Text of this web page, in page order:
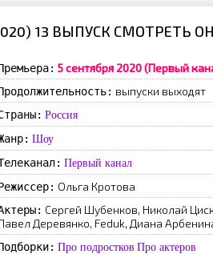
13 ВЫПУСК СМОТРЕТЬ
5 сентября 2020 (Первый
выпуски выходят
Россия
Шоу
Первый канал
Ольга Кротова
Сергей Шубенков, Николай
Деревянко, Feduk, Диана
Про подростков Про актеров